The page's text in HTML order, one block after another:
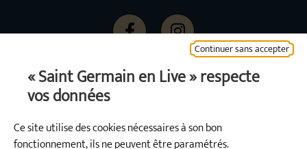
Continuer sans accepter
« Saint Germain en Live » respecte
vos données
Ce site utilise des cookies nécessaires à son bon
fonctionnement, ils ne peuvent être paramétrés.
FacebookInstagram